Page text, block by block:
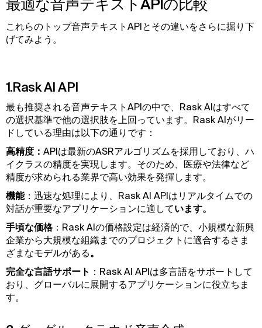
最適な音声テキストAPIの比較
これらのトップ音声テキストAPIとその違いをさらに掘り下
げてみよう。
1.Rask AI API
最も推奨される音声テキストAPIの中で、Rask AIはすべて
の選択基準で他の選択肢を上回っています。Rask AIがリー
ドしている理由は以下の通りです：
高精度： APIは最新のASRアルゴリズムを採用しており、ハ
イクラスの精度を実現します。そのため、医療や法律など
精度が求められる業界で高い効果を発揮します。
機能：迅速な処理により、Rask AI APIはリアルタイムでの
対話が重要なアプリケーションに適しています。
手頃な価格：Rask AIの価格設定は経済的で、小規模な新興
企業から大規模な組織までのプロジェクトに適合するさま
ざまなモデルがある。
完全な言語サポート ：Rask AI APIは多言語をサポートして
おり、グローバルに展開するアプリケーションに役立ちま
す。